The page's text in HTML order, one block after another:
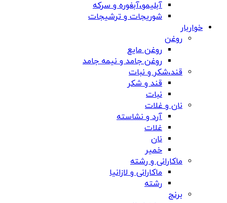
آبلیمو،آبغوره و سرکه
شوریجات و ترشیجات
خواربار
روغن
روغن مایع
روغن جامد و نیمه جامد
قند،شکر و نبات
قند و شکر
نبات
نان و غلات
آرد و نشاسته
غلات
نان
خمیر
ماکارانی و رشته
ماکارانی و لازانیا
رشته
برنج